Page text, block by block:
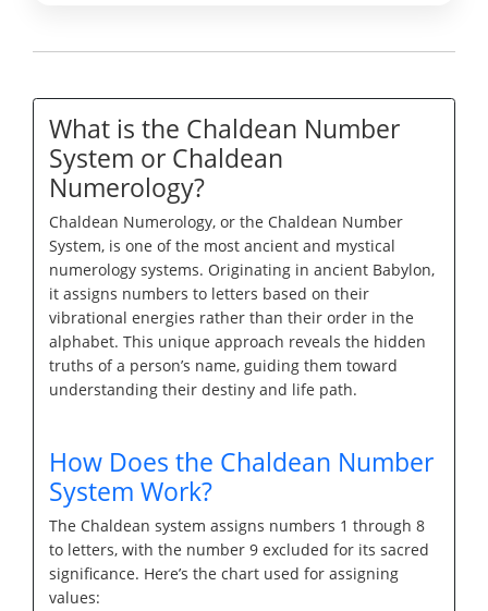
What is the Chaldean Number
System or Chaldean
Numerology?
Chaldean Numerology, or the Chaldean Number
System, is one of the most ancient and mystical
numerology systems. Originating in ancient Babylon,
it assigns numbers to letters based on their
vibrational energies rather than their order in the
alphabet. This unique approach reveals the hidden
truths of a person’s name, guiding them toward
understanding their destiny and life path.
How Does the Chaldean Number
System Work?
The Chaldean system assigns numbers 1 through 8
to letters, with the number 9 excluded for its sacred
significance. Here’s the chart used for assigning
values: